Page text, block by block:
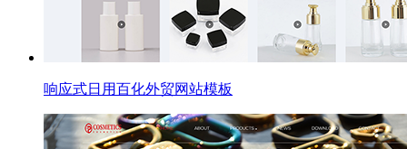
响应式日用百化外贸网站模板